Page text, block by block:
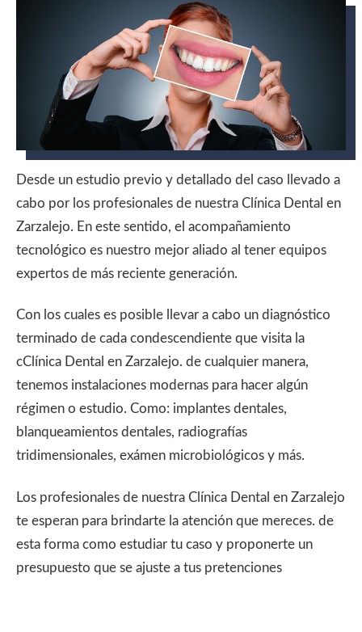
Desde un estudio previo y detallado del caso llevado a
cabo por los profesionales de nuestra Clínica Dental en
Zarzalejo. En este sentido, el acompañamiento
tecnológico es nuestro mejor aliado al tener equipos
expertos de más reciente generación.
Con los cuales es posible llevar a cabo un diagnóstico
terminado de cada condescendiente que visita la
cClínica Dental en Zarzalejo. de cualquier manera,
tenemos instalaciones modernas para hacer algún
régimen o estudio. Como: implantes dentales,
blanqueamientos dentales, radiografías
tridimensionales, exámen microbiológicos y más.
Los profesionales de nuestra Clínica Dental en Zarzalejo
te esperan para brindarte la atención que mereces. de
esta forma como estudiar tu caso y proponerte un
presupuesto que se ajuste a tus pretenciones